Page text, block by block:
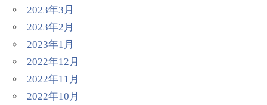
2023年3月
2023年2月
2023年1月
2022年12月
2022年11月
2022年10月